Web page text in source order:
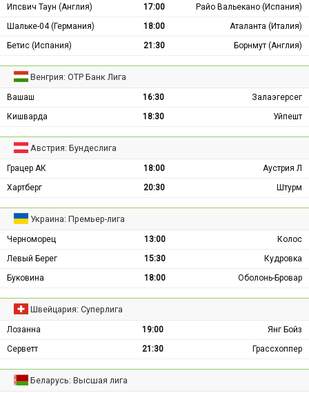
Ипсвич Таун (Англия) 17:00
Райо Вальекано (Испания)
Шальке-04 (Германия)
18:00
Аталанта (Италия)
Бетис (Испания)
21:30 Борнмут (Англия)
Венгрия: ОТР Банк Лига
Вашаш 16:30
Залаэгерсег
Кишварда
18:30 Уйпешт
Австрия: Бундеслига
Грацер АК 18:00
Аустрия Л
Хартберг
20:30 Штурм
Украина: Премьер-лига
Черноморец 13:00
Колос
Левый Берег
15:30
Кудровка
Буковина
18:00 Оболонь-Бровар
Швейцария: Суперлига
Лозанна 19:00
Янг Бойз
Серветт
21:30 Грассхоппер
Беларусь: Высшая лига